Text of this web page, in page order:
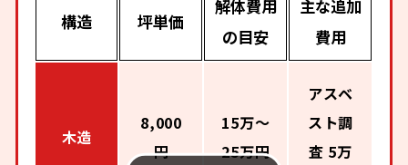
構造 坪単価
解体費用
の目安
主な追加
費用
木造
8,000
円
15万〜
25万円
アスベ
スト調
査 5万